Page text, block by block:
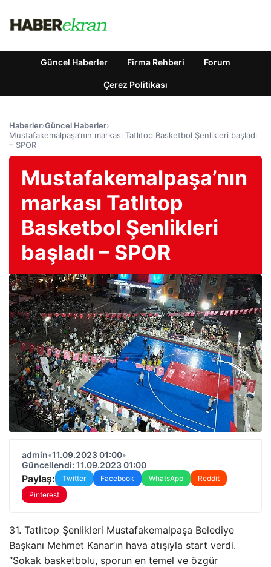
Güncel Haberler Firma Rehberi Forum
Çerez Politikası
Haberler›Güncel Haberler›
Mustafakemalpaşa’nın markası Tatlıtop Basketbol Şenlikleri başladı
– SPOR
Mustafakemalpaşa’nın
markası Tatlıtop
Basketbol Şenlikleri
başladı – SPOR
admin•11.09.2023 01:00•
Güncellendi: 11.09.2023 01:00
Paylaş: Twitter Facebook WhatsApp
Reddit
Pinterest
31. Tatlıtop Şenlikleri Mustafakemalpaşa Belediye
Başkanı Mehmet Kanar’ın hava atışıyla start verdi.
‘’Sokak basketbolu, sporun en temel ve özgür